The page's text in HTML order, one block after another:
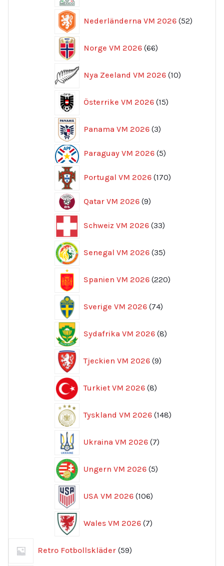
Nederländerna VM 2026 52
Norge VM 2026 66
produkter
Nya Zeeland VM 2026 10
produkter
Österrike VM 2026 15
produkter
Panama VM 2026 3
produkter
Paraguay VM 2026 55
Portugal VM 2026 170
produkter
Qatar VM 2026 99
Schweiz VM 2026 33
produkter
Senegal VM 2026 35
produkter
Spanien VM 2026 220
produkter
Sverige VM 2026 74
produkter
Sydafrika VM 2026 8
produkter
Tjeckien VM 2026 9
produkter
Turkiet VM 2026 8
produkter
Tyskland VM 2026 148
produkter
Ukraina VM 2026 7
produkter
Ungern VM 2026 5
produkter
USA VM 2026 106
produkter
Wales VM 2026 7
produkter
Retro Fotbollskläder 59
produkter